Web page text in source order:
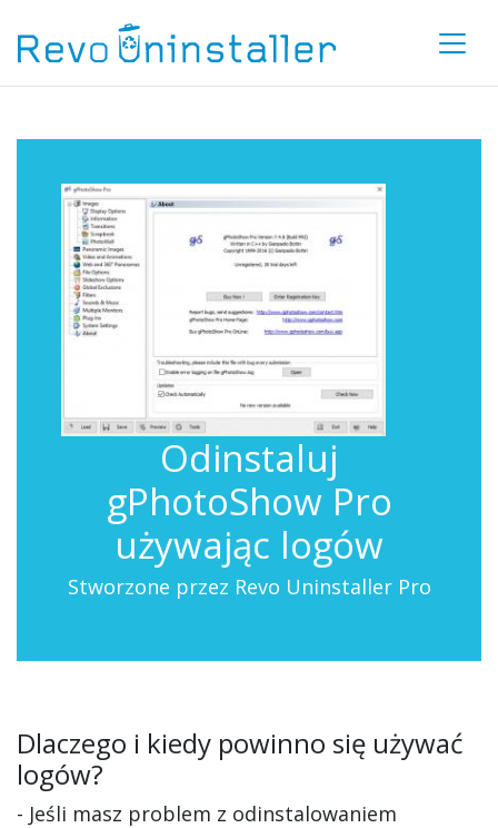
Odinstaluj
gPhotoShow Pro
używając logów
Stworzone przez Revo Uninstaller Pro
Dlaczego i kiedy powinno się używać
logów?
- Jeśli masz problem z odinstalowaniem